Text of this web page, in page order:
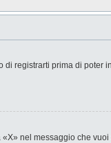
di registrarti prima di poter
nel messaggio che